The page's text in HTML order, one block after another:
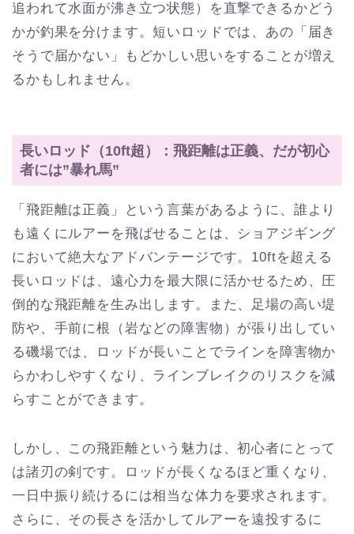
追われて水面が沸き立つ状態）を直撃できるかどう
かが釣果を分けます。短いロッドでは、あの「届き
そうで届かない」もどかしい思いをすることが増え
るかもしれません。
長いロッド（10ft超）：飛距離は正義、だが初心
者には”暴れ馬”
「飛距離は正義」という言葉があるように、誰より
も遠くにルアーを飛ばせることは、ショアジギング
において絶大なアドバンテージです。10ftを超える
長いロッドは、遠心力を最大限に活かせるため、圧
倒的な飛距離を生み出します。また、足場の高い堤
防や、手前に根（岩などの障害物）が張り出してい
る磯場では、ロッドが長いことでラインを障害物か
らかわしやすくなり、ラインブレイクのリスクを減
らすことができます。
しかし、この飛距離という魅力は、初心者にとって
は諸刃の剣です。ロッドが長くなるほど重くなり、
一日中振り続けるには相当な体力を要求されます。
さらに、その長さを活かしてルアーを遠投するに